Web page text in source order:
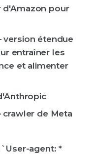
pour
étendue
entraîner les
et alimenter
de Meta
agent: *